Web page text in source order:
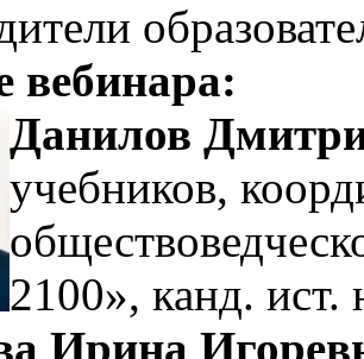
вебинара:
Данилов
учебников,
2100», канд. ист.
Ирина